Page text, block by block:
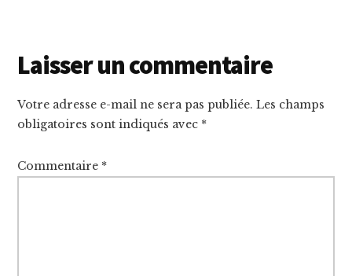
Reader
Interactions
Laisser un commentaire
Votre adresse e-mail ne sera pas publiée. Les champs
obligatoires sont indiqués avec *
Commentaire *